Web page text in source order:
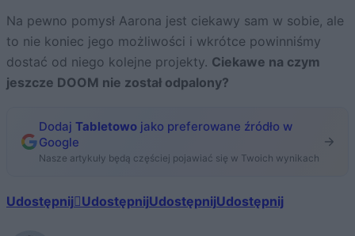
Na pewno pomysł Aarona jest ciekawy sam w sobie, ale
to nie koniec jego możliwości i wkrótce powinniśmy
dostać od niego kolejne projekty. Ciekawe na czym
jeszcze DOOM nie został odpalony?
Dodaj Tabletowo jako preferowane źródło w
Google
Nasze artykuły będą częściej pojawiać się w Twoich wynikach
Udostępnij UdostępnijUdostępnijUdostępnij